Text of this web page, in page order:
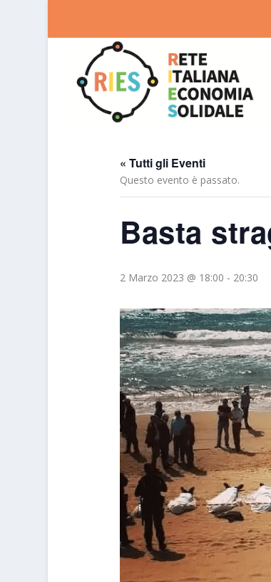
« Tutti gli Eventi
Questo evento è passato.
Basta
2 Marzo 2023 @ 18:00 - 20:30